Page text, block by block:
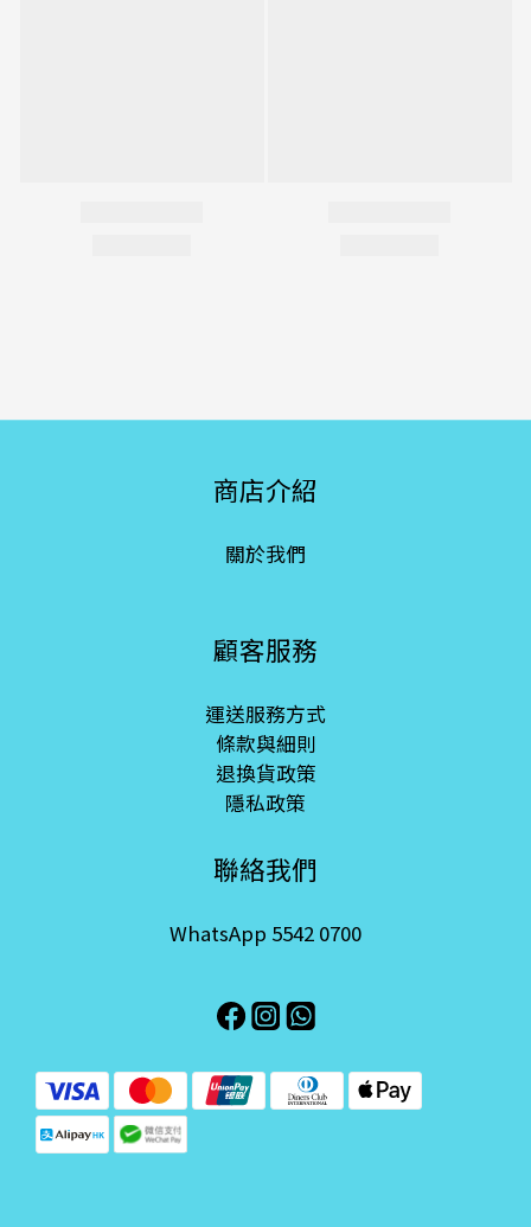
商店介紹
關於我們
顧客服務
運送服務方式
條款與細則
退換貨政策
隱私政策
聯絡我們
WhatsApp 5542 0700